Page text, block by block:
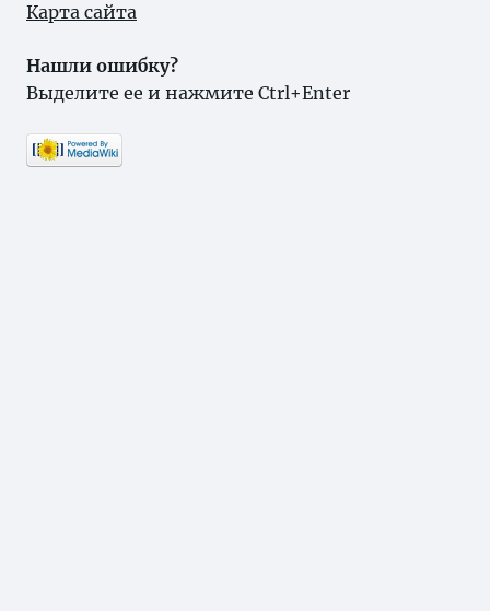
Карта сайта
Нашли ошибку?
Выделите ее и нажмите Ctrl+Enter